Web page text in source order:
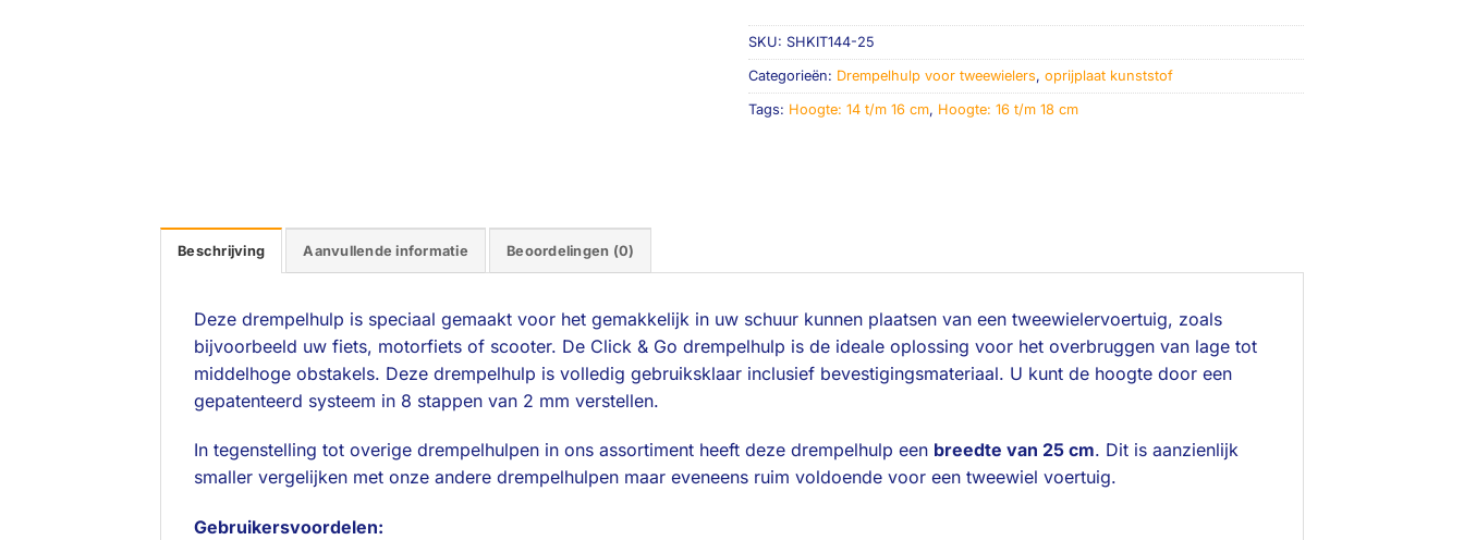
SKU: SHKIT144-25
Categorieën: Drempelhulp voor tweewielers, oprijplaat kunststof
Tags: Hoogte: 14 t/m 16 cm, Hoogte: 16 t/m 18 cm
Beschrijving Aanvullende informatie Beoordelingen (0)
Deze drempelhulp is speciaal gemaakt voor het gemakkelijk in uw schuur kunnen plaatsen van een tweewielervoertuig, zoals
bijvoorbeeld uw fiets, motorfiets of scooter. De Click & Go drempelhulp is de ideale oplossing voor het overbruggen van lage tot
middelhoge obstakels. Deze drempelhulp is volledig gebruiksklaar inclusief bevestigingsmateriaal. U kunt de hoogte door een
gepatenteerd systeem in 8 stappen van 2 mm verstellen.
In tegenstelling tot overige drempelhulpen in ons assortiment heeft deze drempelhulp een breedte van 25 cm. Dit is aanzienlijk
smaller vergelijken met onze andere drempelhulpen maar eveneens ruim voldoende voor een tweewiel voertuig.
Gebruikersvoordelen: